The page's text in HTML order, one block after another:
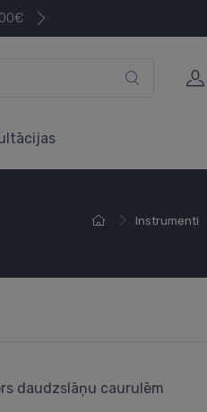
Instrumenti
daudzslāņu caurulēm